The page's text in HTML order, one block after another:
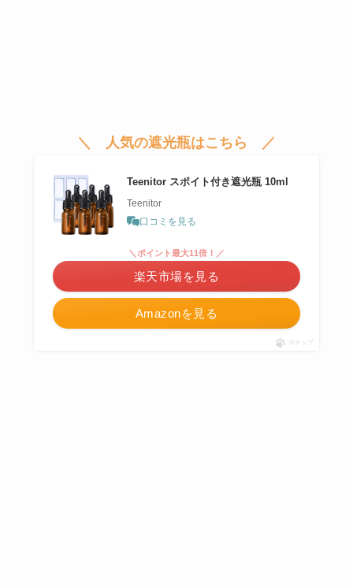
＼ 人気の遮光瓶はこちら ／
Teenitor スポイト付き遮光瓶 10ml
Teenitor
口コミを見る
Amazonを見る
＼ポイント最大11倍！／
楽天市場を見る
ポチップ